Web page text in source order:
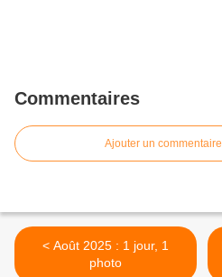
Commentaires
Ajouter un commentaire
< Août 2025 : 1 jour, 1
photo